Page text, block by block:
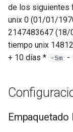
de los siguientes
unix 0 (01/01/
2147483647
tiempo unix
+ 10 días * -5m -
Empaquetado